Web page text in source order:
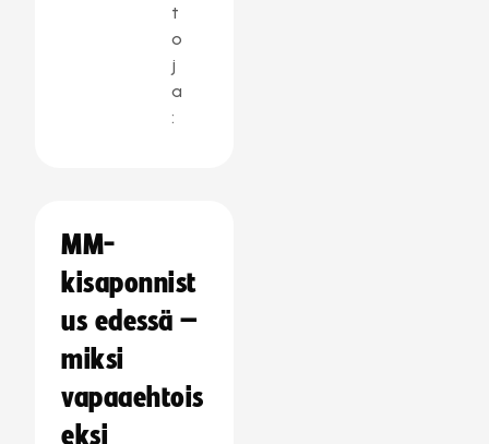
t
o
j
a
:
MM-
kisaponnist
us edessä –
miksi
vapaaehtois
eksi